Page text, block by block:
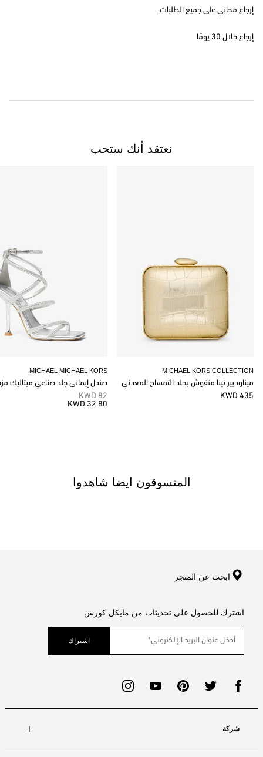
إرجاع مجاني على جميع الطلبات.
إرجاع خلال 30 يومًا
نعتقد أنك ستحب
MICHAEL MICHAEL KORS
صندل إيماني جلد صناعي ميتاليك
82 KWD
32.80 KWD
MICHAEL KORS COLLECTION
ميناوديير تينا منقوش بجلد التمساح المعدني
435 KWD
المتسوقون ايضا شاهدوا
ابحث عن المتجر
اشترك للحصول على تحديثات من مايكل كورس
اشتراك
شركة